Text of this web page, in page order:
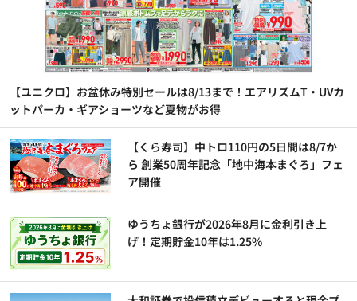
【ユニクロ】お盆休み特別セールは8/13まで！エアリズムT・UVカ
ットパーカ・ギアショーツなど夏物がお得
【くら寿司】中トロ110円の5日間は8/7か
ら 創業50周年記念「地中海本まぐろ」フェ
ア開催
ゆうちょ銀行が2026年8月に金利引き上
げ！定期貯金10年は1.25%